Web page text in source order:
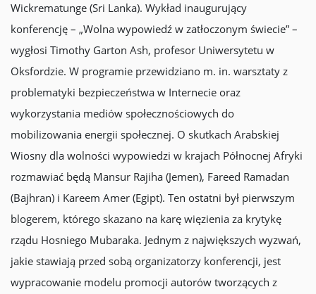
Wickrematunge (Sri Lanka). Wykład inaugurujący
konferencję – „Wolna wypowiedź w zatłoczonym świecie” –
wygłosi Timothy Garton Ash, profesor Uniwersytetu w
Oksfordzie. W programie przewidziano m. in. warsztaty z
problematyki bezpieczeństwa w Internecie oraz
wykorzystania mediów społecznościowych do
mobilizowania energii społecznej. O skutkach Arabskiej
Wiosny dla wolności wypowiedzi w krajach Północnej Afryki
rozmawiać będą Mansur Rajiha (Jemen), Fareed Ramadan
(Bajhran) i Kareem Amer (Egipt). Ten ostatni był pierwszym
blogerem, którego skazano na karę więzienia za krytykę
rządu Hosniego Mubaraka. Jednym z największych wyzwań,
jakie stawiają przed sobą organizatorzy konferencji, jest
wypracowanie modelu promocji autorów tworzących z